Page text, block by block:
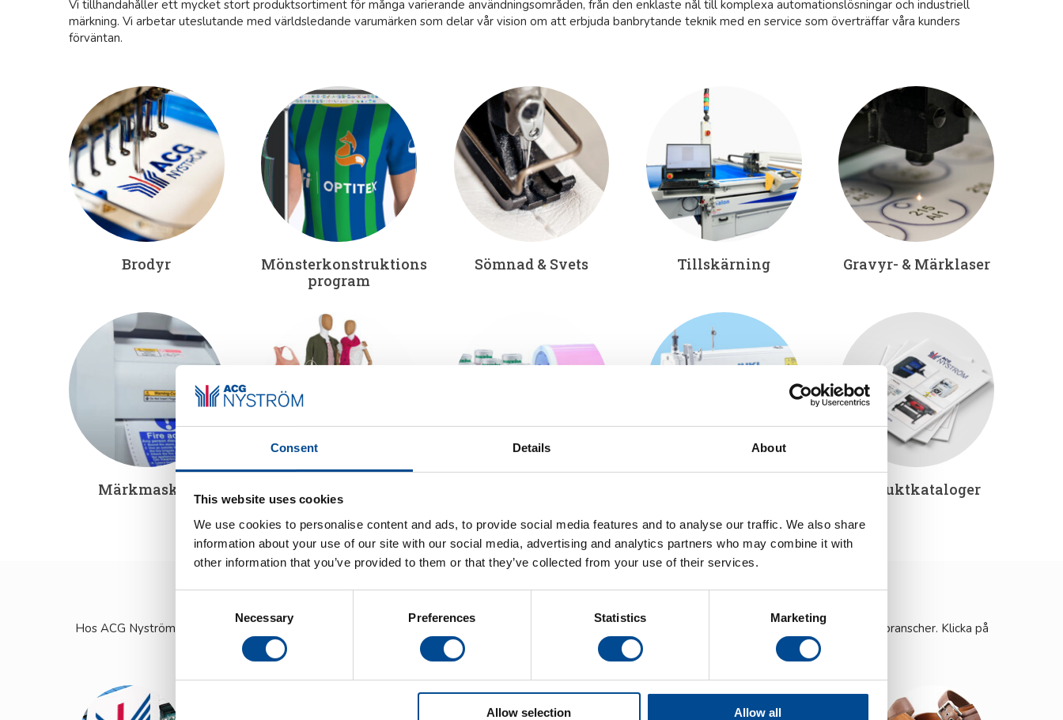
Consent Details About
This website uses cookies
We use cookies to personalise content and ads, to provide social media features and to analyse our traffic. We also share
information about your use of our site with our social media, advertising and analytics partners who may combine it with
other information that you’ve provided to them or that they’ve collected from your use of their services.
Necessary Preferences Statistics Marketing
Allow selection Allow all
Vi tillhandahåller ett mycket stort produktsortiment för många varierande användningsområden, från den enklaste nål till komplexa automationslösningar och industriell
märkning. Vi arbetar uteslutande med världsledande varumärken som delar vår vision om att erbjuda banbrytande teknik med en service som överträffar våra kunders
förväntan.
Brodyr
Mönsterkonstruktions
program
Sömnad & Svets Tillskärning Gravyr- & Märklaser
Märkmaskin Produktkataloger
Branscher
Hos ACG Nyström har vi stor erfarenhet av olika branscher. Vi kan erbjuda alla slags maskiner och utrustning som kan tänkas behövas inom dessa olika branscher. Klicka på
de olika branscherna nedan för att se vad vi kan erbjuda för respektive bransch.